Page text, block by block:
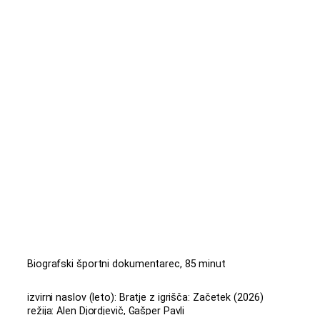
Biografski športni dokumentarec, 85 minut
izvirni naslov (leto): Bratje z igrišča: Začetek (2026)
režija: Alen Djordjevič, Gašper Pavli